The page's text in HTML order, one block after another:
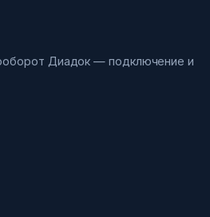
Диадок — подключение и